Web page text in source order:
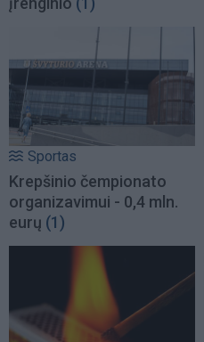
Sportas
Krepšinio čempionato
organizavimui - 0,4 mln.
eurų (1)